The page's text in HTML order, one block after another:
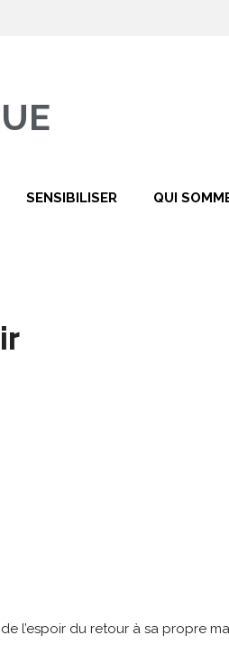
SENSIBILISER QUI
l’espoir du retour à sa propre